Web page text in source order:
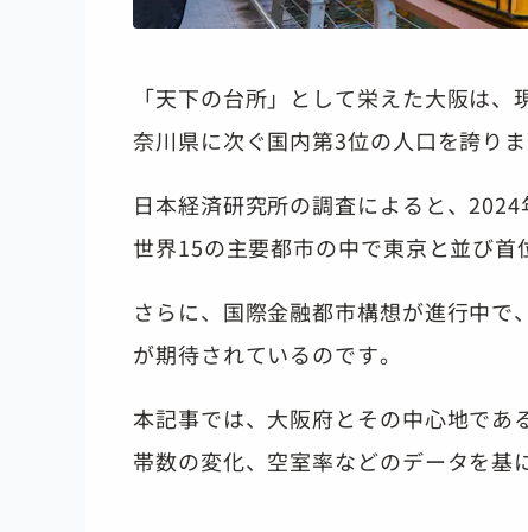
「天下の台所」として栄えた大阪は
奈川県に次ぐ国内第3位の人口を誇りま
日本経済研究所の調査によると、
世界15の主要都市の中で東京と並び首
さらに、国際金融都市構想が進行中
が期待されているのです。
本記事では、大阪府とその中心地で
帯数の変化、空室率などのデータを基